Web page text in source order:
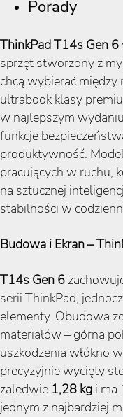
Porady
ThinkPad T14s Gen 6
sprzęt stworzony z
chcą wybierać
ultrabook klasy
w najlepszym
funkcje
produktywność.
pracujących w ruchu,
na sztucznej
stabilności w
Budowa i Ekran –
T14s Gen 6
serii ThinkPad,
elementy. Obudowa
materiałów – górna
uszkodzenia włókno
precyzyjnie wycięty
zaledwie 1,28 kg i ma
jednym z najbardziej